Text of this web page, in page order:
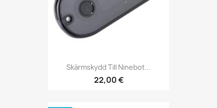
Skärmskydd Till Ninebot...
22,00 €